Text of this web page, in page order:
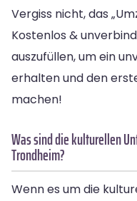
Vergiss nicht, das
Kostenlos &
auszufüllen, um ein
erhalten und den
machen!
Was sind die kulturellen
Trondheim?
Wenn es um die